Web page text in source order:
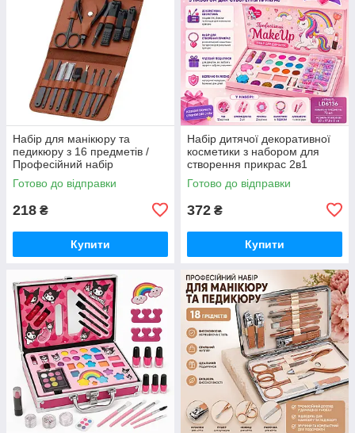
Набір для манікюру та
педикюру з 16 предметів /
Професійний набір
інструментів 16 в 1 з
нержавіючої сталі у футлярі
Готово до відправки
218 ₴
Купити
Набір дитячої декоративної
косметики з набором для
створення прикрас 2в1
MakeUp Набір для дівчаток
FW-74
Готово до відправки
372 ₴
Купити